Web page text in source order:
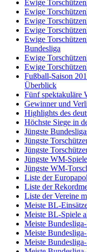
Ewige
Ewige
Ewige
Ewige
Ewige
Bundesliga
Ewige
Ewige
Fußball-Saison
Überblick
Fünf spektakuläre
Gewinner und
Highlights des
Höchste Siege in
Jüngste
Jüngste
Jüngste
Jüngste WM-
Jüngste WM-
Liste der
Liste der
Liste der Vereine
Meiste BL-
Meiste BL-Spiele
Meiste
Meiste
Meiste